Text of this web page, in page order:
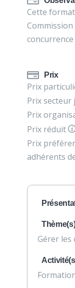
Cette
Prix
Prix
Prix secteur
Prix
Prix réduit
Prix
adhérents
Gérer les